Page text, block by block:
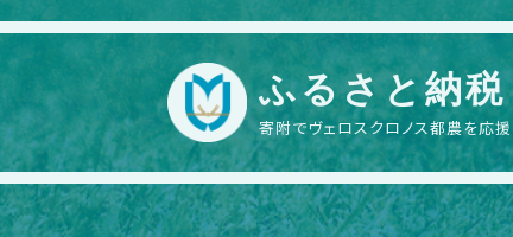
ふるさと納税
寄附でヴェロスクロノス都農を応援